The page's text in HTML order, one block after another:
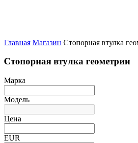
Главная Магазин Стопорная втулка
Стопорная втулка геометрии
Марка
Модель
Цена
EUR